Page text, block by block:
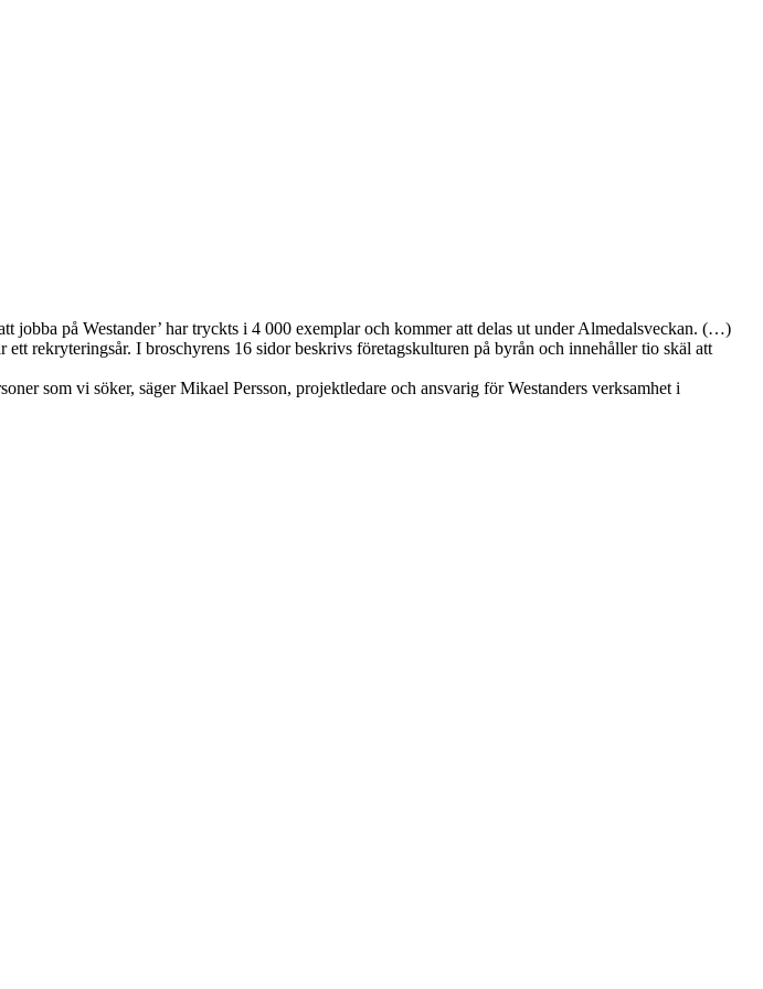
jobba på Westander’ har tryckts i 4 000 exemplar och kommer att delas ut under Almedalsveckan. (…)
rekryteringsår. I broschyrens 16 sidor beskrivs företagskulturen på byrån och innehåller tio skäl att
som vi söker, säger Mikael Persson, projektledare och ansvarig för Westanders verksamhet i